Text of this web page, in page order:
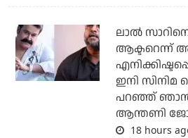
ലാല്‍
ആക്ടറെന്ന്
ഇനി സിനിമ
പറഞ്ഞ് ഞാന്‍
ആന്തണി
18 hours